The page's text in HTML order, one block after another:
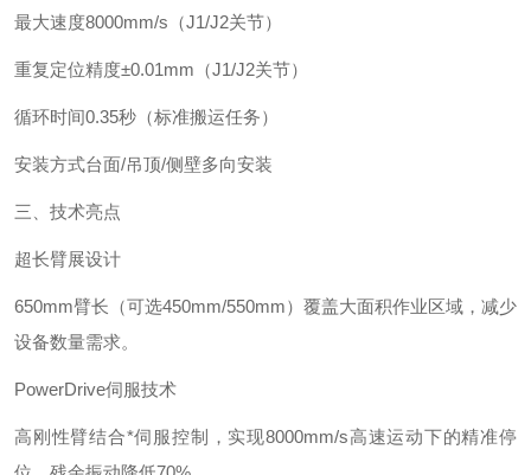
最大速度‌8000mm/s（J1/J2关节）
重复定位精度‌±0.01mm（J1/J2关节）
循环时间‌0.35秒（标准搬运任务）
安装方式‌台面/吊顶/侧壁多向安装
三、技术亮点‌
超长臂展设计‌
650mm臂长（可选450mm/550mm）覆盖大面积作业区域，减少
设备数量需求。
PowerDrive伺服技术‌
高刚性臂结合*伺服控制，实现8000mm/s高速运动下的精准停